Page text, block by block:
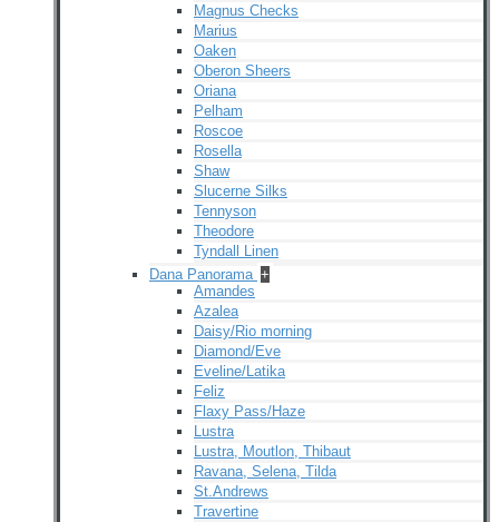
Magnus Checks
Marius
Oaken
Oberon Sheers
Oriana
Pelham
Roscoe
Rosella
Shaw
Slucerne Silks
Tennyson
Theodore
Tyndall Linen
Dana Panorama +
Amandes
Azalea
Daisy/Rio morning
Diamond/Eve
Eveline/Latika
Feliz
Flaxy Pass/Haze
Lustra
Lustra, Moutlon, Thibaut
Ravana, Selena, Tilda
St.Andrews
Travertine